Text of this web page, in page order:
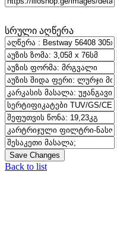
სრული აღწერა
Save Changes
Back to list